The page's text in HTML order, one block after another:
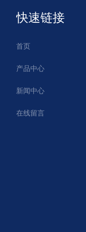
快速链接
首页
产品中心
新闻中心
在线留言